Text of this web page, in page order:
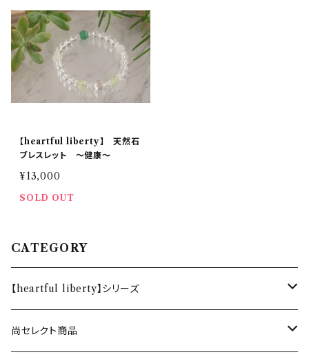
【heartful liberty】 天然石
ブレスレット 〜健康〜
¥13,000
SOLD OUT
CATEGORY
【heartful liberty】シリーズ
オリジナルブレスレット
尚セレクト商品